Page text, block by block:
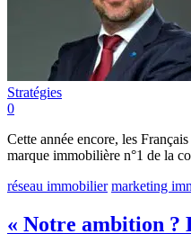
Stratégies
0
Cette année encore, les
marque immobilière n°1 de la
réseau immobilier marketing
« Notre ambition ?